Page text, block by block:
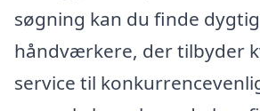
søgning kan du finde
håndværkere, der tilbyder
service til